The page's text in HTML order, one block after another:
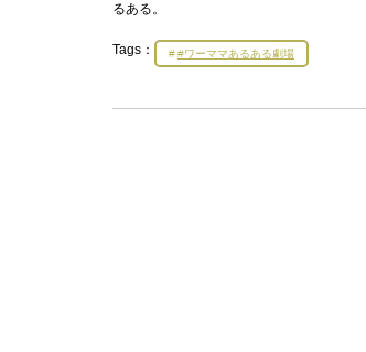
るある。
Tags： #ワーママあるある劇場